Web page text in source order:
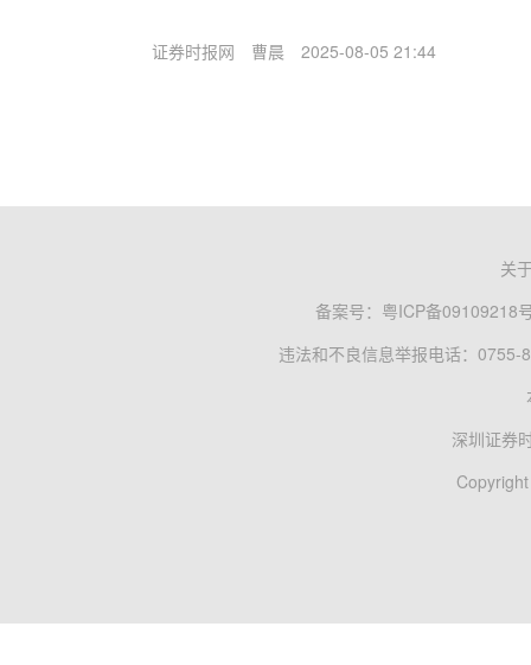
证券时报网 曹晨 2025-08-05 21:44
关
备案号： 粤ICP备09109218
违法和不良信息举报电话：0755-
深圳证券